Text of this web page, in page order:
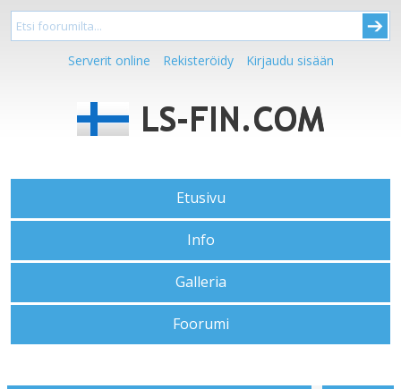
Serverit online Rekisteröidy Kirjaudu sisään
Etusivu
Info
Galleria
Foorumi